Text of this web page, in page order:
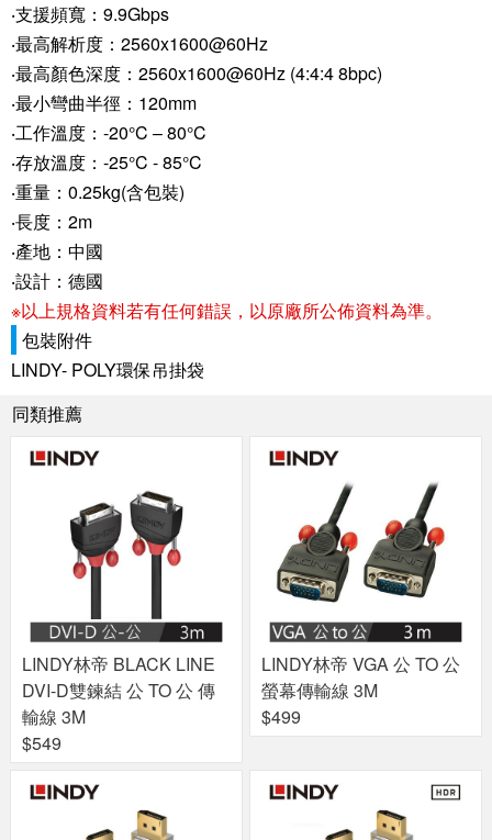
‧支援頻寬：9.9Gbps
‧最高解析度：2560x1600@60Hz
‧最高顏色深度：2560x1600@60Hz (4:4:4 8bpc)
‧最小彎曲半徑：120mm
‧工作溫度：-20°C – 80°C
‧存放溫度：-25°C - 85°C
‧重量：0.25kg(含包裝)
‧長度：2m
‧產地：中國
‧設計：德國
※以上規格資料若有任何錯誤，以原廠所公佈資料為準。
包裝附件
LINDY- POLY環保吊掛袋
同類推薦
LINDY林帝 BLACK LINE
DVI-D雙鍊結 公 TO 公 傳
輸線 3M
$549
LINDY林帝 VGA 公 TO 公
螢幕傳輸線 3M
$499